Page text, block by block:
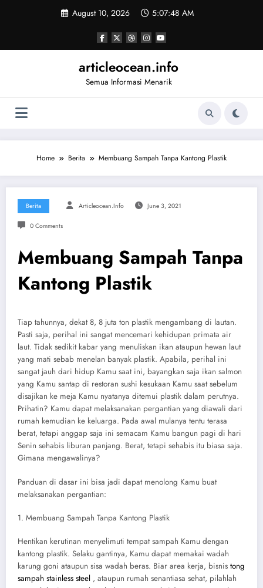
August 10, 2026 5:07:48 AM
articleocean.info
Semua Informasi Menarik
Home Berita Membuang Sampah Tanpa Kantong Plastik
Berita Articleocean.info June 3, 2021
0 Comments
Membuang Sampah Tanpa
Kantong Plastik
Tiap tahunnya, dekat 8, 8 juta ton plastik mengambang di lautan.
Pasti saja, perihal ini sangat mencemari kehidupan primata air
laut. Tidak sedikit kabar yang menuliskan ikan ataupun hewan laut
yang mati sebab menelan banyak plastik. Apabila, perihal ini
sangat jauh dari hidup Kamu saat ini, bayangkan saja ikan salmon
yang Kamu santap di restoran sushi kesukaan Kamu saat sebelum
disajikan ke meja Kamu nyatanya ditemui plastik dalam perutnya.
Prihatin? Kamu dapat melaksanakan pergantian yang diawali dari
rumah kemudian ke keluarga. Pada awal mulanya tentu terasa
berat, tetapi anggap saja ini semacam Kamu bangun pagi di hari
Senin sehabis liburan panjang. Berat, tetapi sehabis itu biasa saja.
Gimana mengawalinya?
Panduan di dasar ini bisa jadi dapat menolong Kamu buat
melaksanakan pergantian:
1. Membuang Sampah Tanpa Kantong Plastik
Hentikan kerutinan menyelimuti tempat sampah Kamu dengan
kantong plastik. Selaku gantinya, Kamu dapat memakai wadah
karung goni ataupun sisa wadah beras. Biar area kerja, bisnis tong
sampah stainless steel , ataupun rumah senantiasa sehat, pilahlah